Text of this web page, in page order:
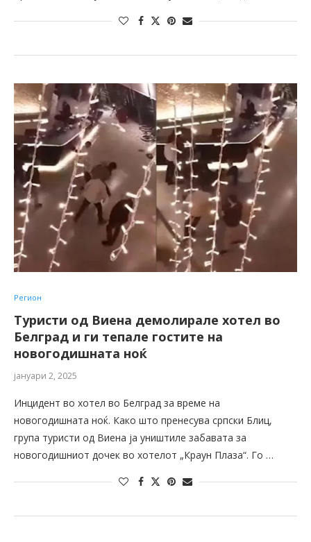
Регион
Туристи од Виена демолирале хотел во
Белград и ги тепале гостите на
новогодишната ноќ
јануари 2, 2025
Инцидент во хотел во Белград за време на
новогодишната ноќ. Како што пренесува српски Блиц,
група туристи од Виена ја уништиле забавата за
новогодишниот дочек во хотелот „Краун Плаза“. Го …